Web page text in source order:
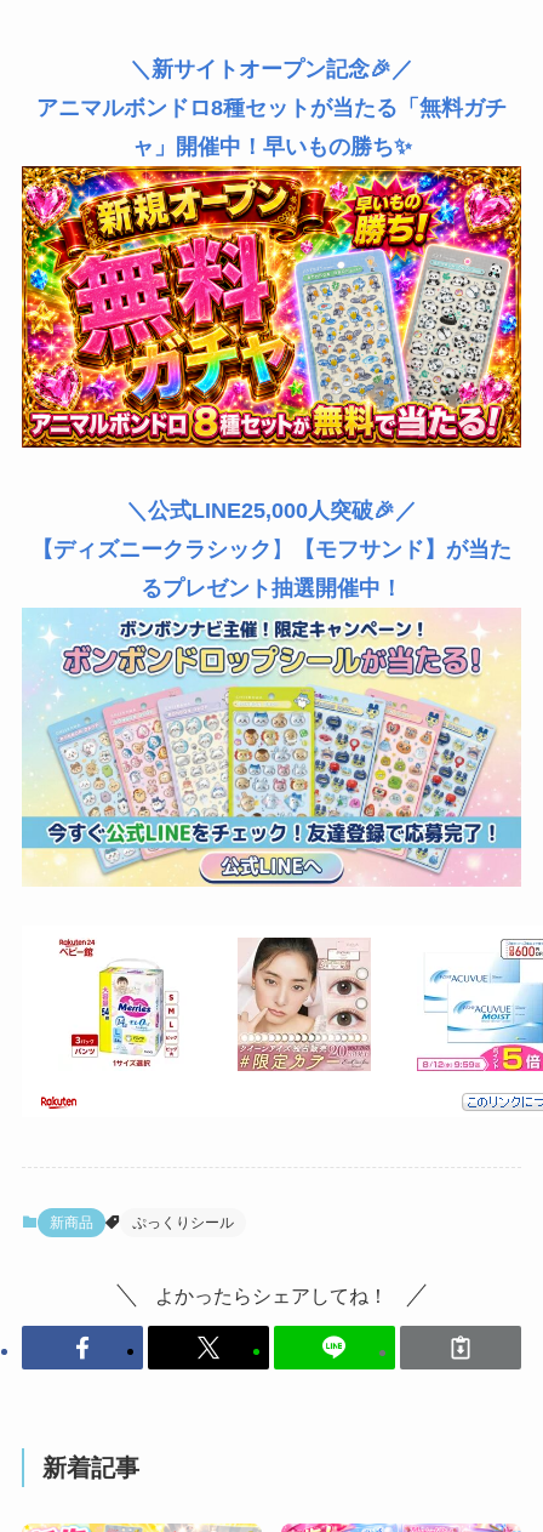
＼新サイトオープン記念🎉／
アニマルボンドロ8種セットが当たる「無料ガチ
ャ」開催中！早いもの勝ち✨
＼公式LINE25,000人突破🎉／
【ディズニークラシック 】
【モフサンド】が当た
るプレゼント抽選開催中！
新商品 ぷっくりシール
よかったらシェアしてね！
新着記事